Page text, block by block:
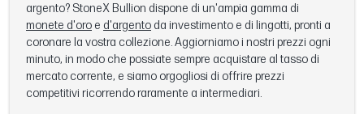
argento? StoneX Bullion dispone di un'ampia gamma di
monete d'oro e d'argento da investimento e di lingotti, pronti a
coronare la vostra collezione. Aggiorniamo i nostri prezzi ogni
minuto, in modo che possiate sempre acquistare al tasso di
mercato corrente, e siamo orgogliosi di offrire prezzi
competitivi ricorrendo raramente a intermediari.